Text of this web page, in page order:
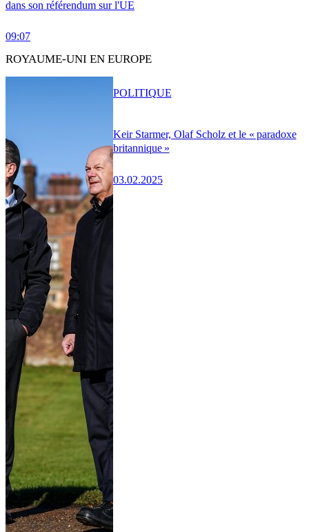
dans son référendum sur l'UE
09:07
ROYAUME-UNI EN EUROPE
Keir Starmer, Olaf Scholz et le « paradoxe
britannique »
03.02.2025
POLITIQUE